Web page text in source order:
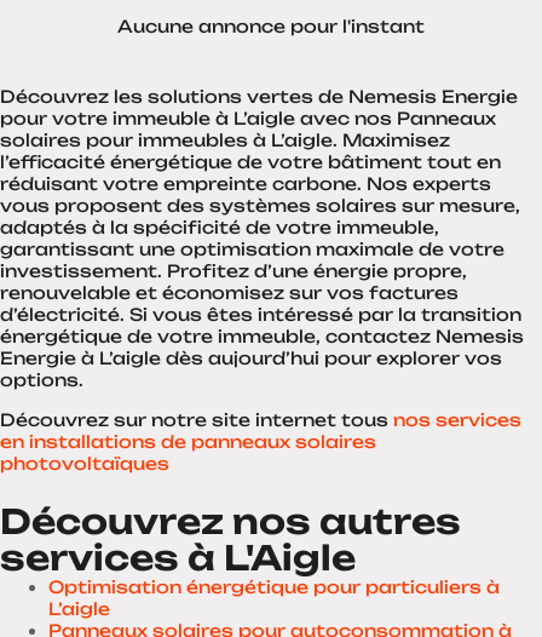
Aucune annonce pour l'instant
Découvrez les solutions vertes de Nemesis Energie
pour votre immeuble à L’aigle avec nos Panneaux
solaires pour immeubles à L’aigle. Maximisez
l’efficacité énergétique de votre bâtiment tout en
réduisant votre empreinte carbone. Nos experts
vous proposent des systèmes solaires sur mesure,
adaptés à la spécificité de votre immeuble,
garantissant une optimisation maximale de votre
investissement. Profitez d’une énergie propre,
renouvelable et économisez sur vos factures
d’électricité. Si vous êtes intéressé par la transition
énergétique de votre immeuble, contactez Nemesis
Energie à L’aigle dès aujourd’hui pour explorer vos
options.
Découvrez sur notre site internet tous nos services
en installations de panneaux solaires
photovoltaïques
Découvrez nos autres
services à L'Aigle
Optimisation énergétique pour particuliers à
L’aigle
Panneaux solaires pour autoconsommation à